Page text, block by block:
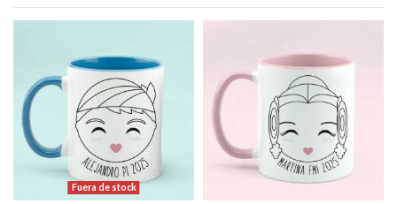
Fuera de stock